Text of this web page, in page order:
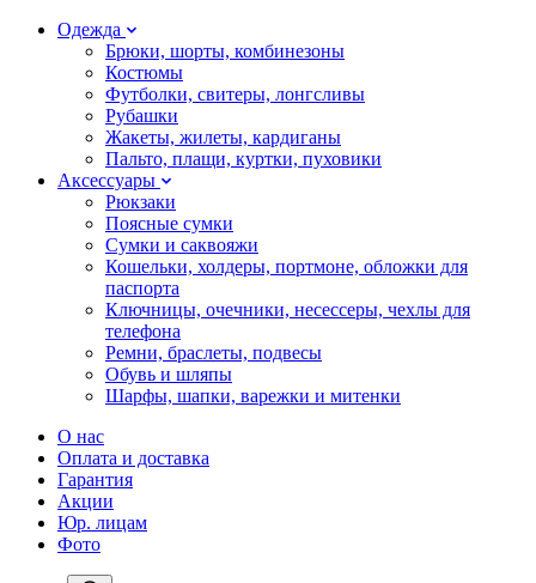
Одежда
Брюки, шорты, комбинезоны
Костюмы
Футболки, свитеры, лонгсливы
Рубашки
Жакеты, жилеты, кардиганы
Пальто, плащи, куртки, пуховики
Аксессуары
Рюкзаки
Поясные сумки
Сумки и саквояжи
Кошельки, холдеры, портмоне, обложки для
паспорта
Ключницы, очечники, несессеры, чехлы для
телефона
Ремни, браслеты, подвесы
Обувь и шляпы
Шарфы, шапки, варежки и митенки
О нас
Оплата и доставка
Гарантия
Акции
Юр. лицам
Фото